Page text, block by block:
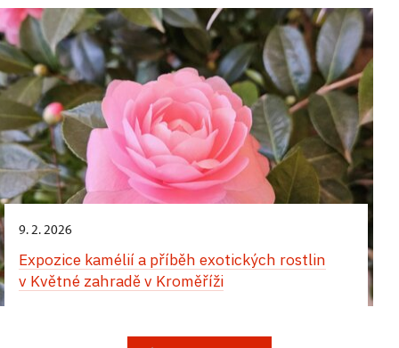
9. 2. 2026
Expozice kamélií a příběh exotických rostlin
v Květné zahradě v Kroměříži